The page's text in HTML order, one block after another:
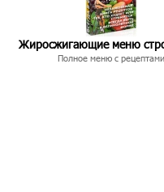
Жиросжигающие меню
Полное меню с рецептами